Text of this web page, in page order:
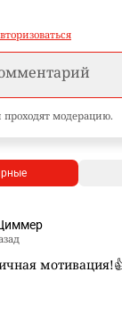
модерацию.